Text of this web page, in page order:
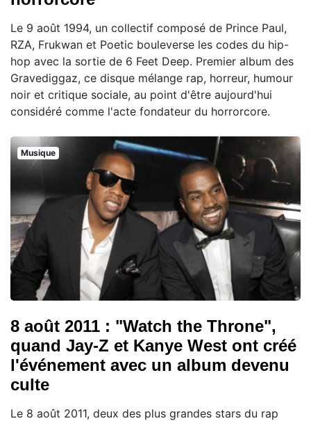
Le 9 août 1994, un collectif composé de Prince Paul,
RZA, Frukwan et Poetic bouleverse les codes du hip-
hop avec la sortie de 6 Feet Deep. Premier album des
Gravediggaz, ce disque mélange rap, horreur, humour
noir et critique sociale, au point d'être aujourd'hui
considéré comme l'acte fondateur du horrorcore.
Musique
8 août 2011 : "Watch the Throne",
quand Jay-Z et Kanye West ont créé
l'événement avec un album devenu
culte
Le 8 août 2011, deux des plus grandes stars du rap